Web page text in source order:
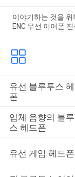
이야기하는 것을 위
ENC 무선 이어폰
유선 블루투스
폰
입체 음향의 블
스 헤드폰
유선 게임 헤드폰